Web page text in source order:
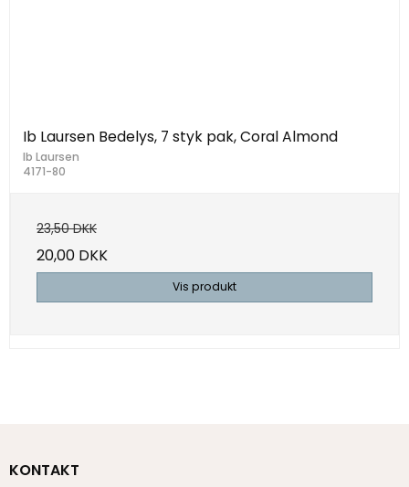
Ib Laursen Bedelys, 7 styk pak, Coral Almond
Ib Laursen
4171-80
23,50 DKK
20,00 DKK
Vis produkt
KONTAKT